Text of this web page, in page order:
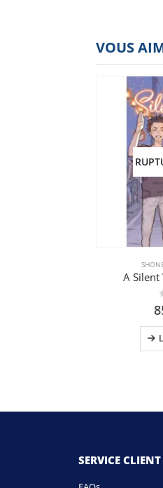
VOUS
A Silent
SERVICE CLIENT